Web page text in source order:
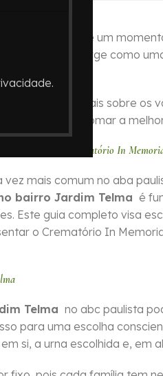
In Memoriam
ente querido é um
surge como
essenciais sobre os
você a tomar a
com o Crematório In
mais comum no aba
bairro Jardim Telma é
Este guia completo visa
o Crematório In
Telma no abc paulista
para uma escolha
si, a urna escolhida e, em